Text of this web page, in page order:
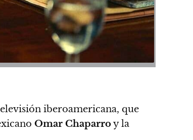
iberoamericana, que
Omar Chaparroy la